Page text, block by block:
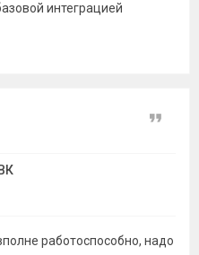
интеграцией
Цитата
работоспособно, надо